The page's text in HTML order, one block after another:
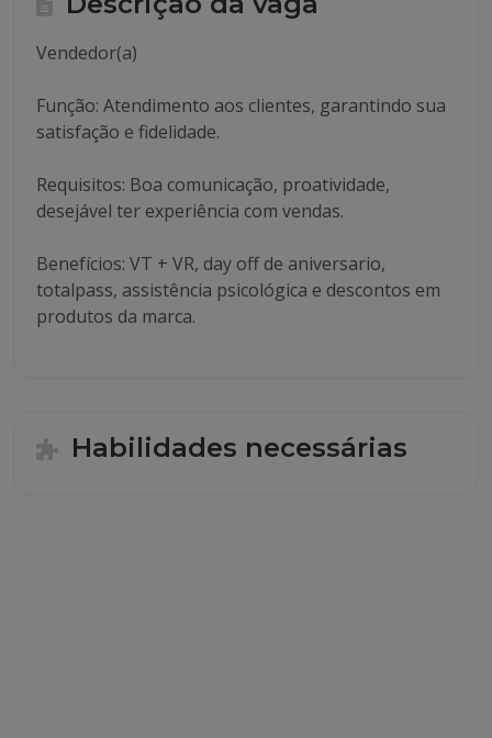
Vendedor(a)
Função: Atendimento aos clientes, garantindo sua
satisfação e fidelidade.
Requisitos: Boa comunicação, proatividade,
desejável ter experiência com vendas.
Benefícios: VT + VR, day off de aniversario,
totalpass, assistência psicológica e descontos em
produtos da marca.
Habilidades necessárias